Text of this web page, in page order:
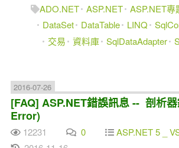
ADO.NET ASP.NET ASP.NET專
DataSet
DataTable LINQ
交易
資料庫 SqlDataAdapter
2016-07-26
[FAQ] ASP.NET錯誤訊息 -- 剖析
Error)
12231 0
ASP.NET 5 _